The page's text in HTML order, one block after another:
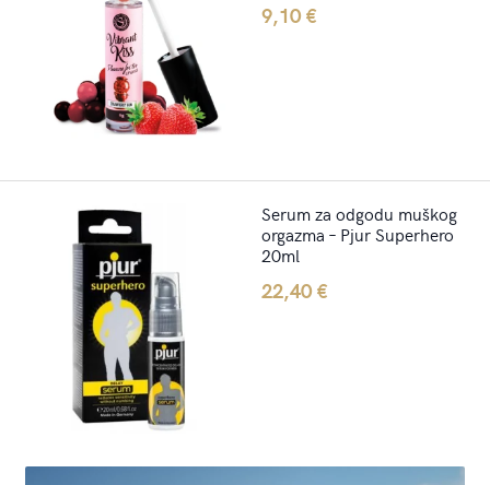
9,10€
Serum za odgodu muškog
orgazma – Pjur Superhero
20ml
22,40€